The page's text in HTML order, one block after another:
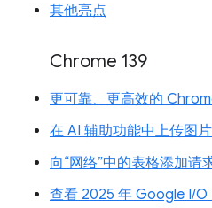
其他亮点
Chrome 139
更可靠、更高效的
在 AI 辅助功能中上传图
向“网络”中的表格添加请
查看 2025 年 Google I/O